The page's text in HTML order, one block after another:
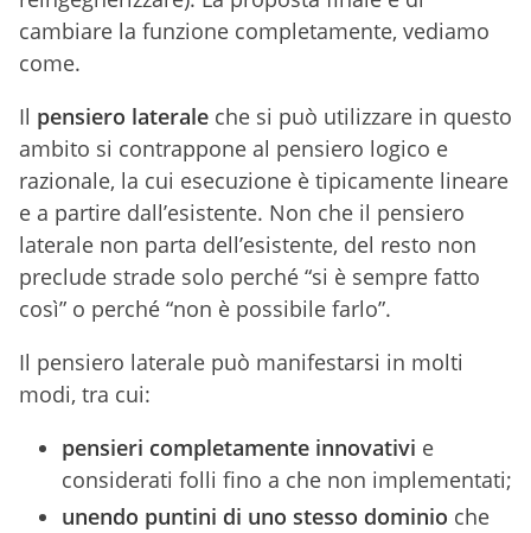
cambiare la funzione completamente, vediamo
come.
Il pensiero laterale che si può utilizzare in questo
ambito si contrappone al pensiero logico e
razionale, la cui esecuzione è tipicamente lineare
e a partire dall’esistente. Non che il pensiero
laterale non parta dell’esistente, del resto non
preclude strade solo perché “si è sempre fatto
così” o perché “non è possibile farlo”.
Il pensiero laterale può manifestarsi in molti
modi, tra cui:
pensieri completamente innovativi e
considerati folli fino a che non implementati;
unendo puntini di uno stesso dominio che